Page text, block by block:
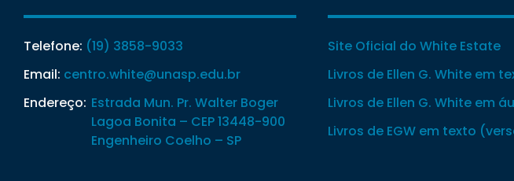
Telefone: (19) 3858-9033
Email: centro.white@unasp.edu.br
Endereço: Estrada Mun. Pr. Walter Boger
Lagoa Bonita – CEP 13448-900
Engenheiro Coelho – SP
Site Oficial do White Estate
Livros de Ellen G. White em
Livros de Ellen G. White em
Livros de EGW em texto